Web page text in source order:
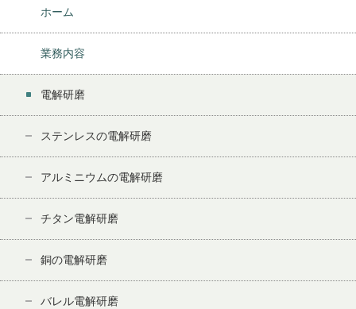
ホーム
業務内容
電解研磨
ステンレスの電解研磨
アルミニウムの電解研磨
チタン電解研磨
銅の電解研磨
バレル電解研磨